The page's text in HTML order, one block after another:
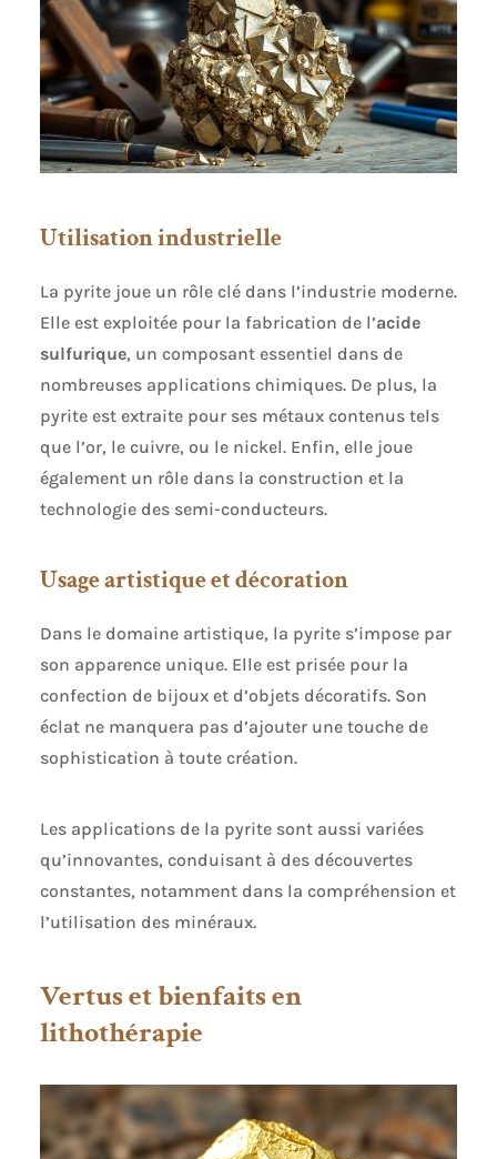
Utilisation industrielle
La pyrite joue un rôle clé dans l’industrie moderne.
Elle est exploitée pour la fabrication de l’acide
sulfurique, un composant essentiel dans de
nombreuses applications chimiques. De plus, la
pyrite est extraite pour ses métaux contenus tels
que l’or, le cuivre, ou le nickel. Enfin, elle joue
également un rôle dans la construction et la
technologie des semi-conducteurs.
Usage artistique et décoration
Dans le domaine artistique, la pyrite s’impose par
son apparence unique. Elle est prisée pour la
confection de bijoux et d’objets décoratifs. Son
éclat ne manquera pas d’ajouter une touche de
sophistication à toute création.
Les applications de la pyrite sont aussi variées
qu’innovantes, conduisant à des découvertes
constantes, notamment dans la compréhension et
l’utilisation des minéraux.
Vertus et bienfaits en
lithothérapie